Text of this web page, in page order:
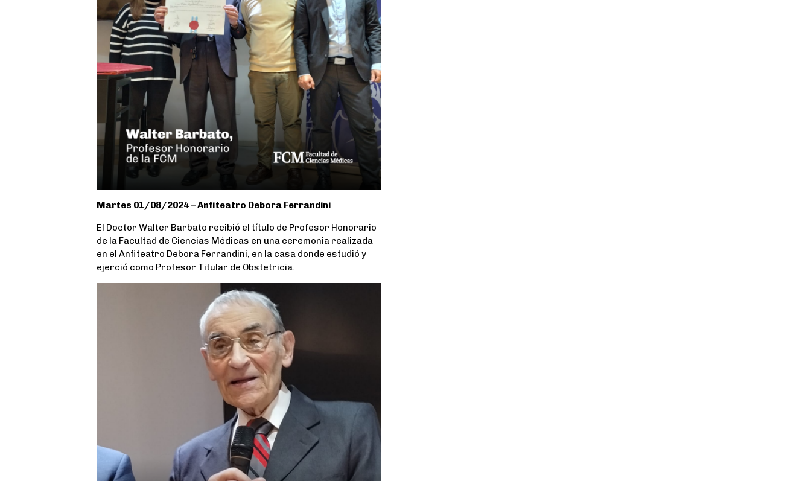
Martes 01/08/2024 – Anfiteatro Debora Ferrandini
El Doctor Walter Barbato recibió el título de Profesor Honorario
de la Facultad de Ciencias Médicas en una ceremonia realizada
en el Anfiteatro Debora Ferrandini, en la casa donde estudió y
ejerció como Profesor Titular de Obstetricia.